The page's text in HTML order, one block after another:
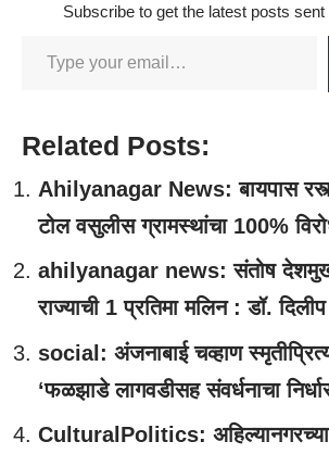
Subscribe to get the latest posts
Related Posts:
Ahilyanagar News: बायपास
टोल वसुलीस ग्रामस्थांचा 100%
ahilyanagar news: संतोष देशमुख
राज्याची 1 प्रतिमा मलिन : डॉ.
social: अंजनाबाई चव्हाण
‘फळझाडे लागवडीसह संवर्धनाचा
CulturalPolitics: